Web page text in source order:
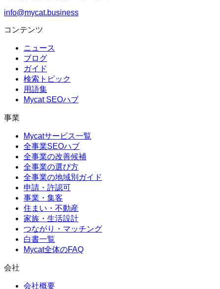
info@mycat.business
コンテンツ
ニュース
ブログ
ガイド
検索トピック
用語集
Mycat SEOハブ
事業
Mycatサービス一覧
全事業SEOハブ
全事業の改善候補
全事業の選び方
全事業の地域別ガイド
申請・許認可
事業・集客
住まい・不動産
家族・生活設計
つながり・マッチング
白書一覧
Mycat全体のFAQ
会社
会社概要